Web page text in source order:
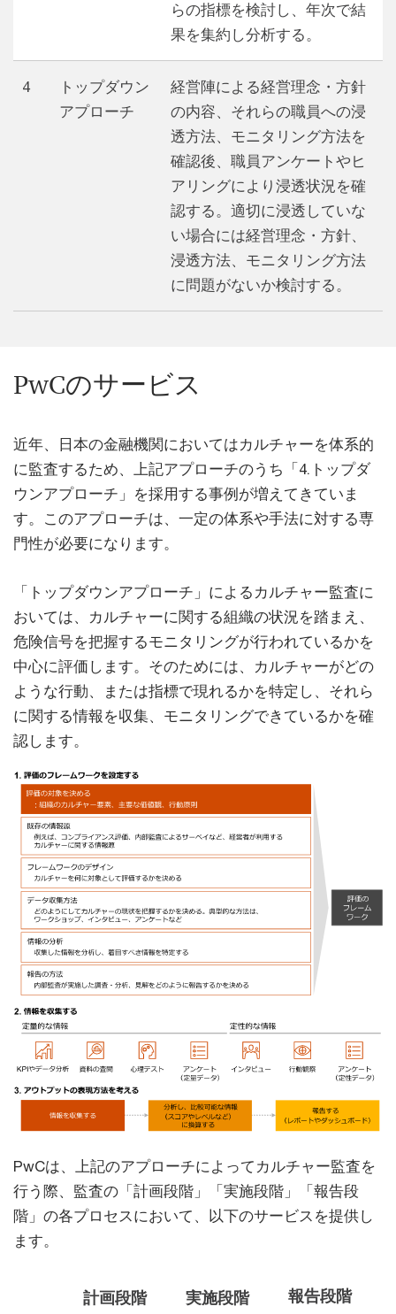
らの指標を検討し、年次で結
果を集約し分析する。
4
トップダウン
アプローチ
経営陣による経営理念・方針
の内容、それらの職員への浸
透方法、モニタリング方法を
確認後、職員アンケートやヒ
アリングにより浸透状況を確
認する。適切に浸透していな
い場合には経営理念・方針、
浸透方法、モニタリング方法
に問題がないか検討する。
PwCのサービス
近年、日本の金融機関においてはカルチャーを体系的
に監査するため、上記アプローチのうち「4.トップダ
ウンアプローチ」を採用する事例が増えてきていま
す。このアプローチは、一定の体系や手法に対する専
門性が必要になります。
「トップダウンアプローチ」によるカルチャー監査に
おいては、カルチャーに関する組織の状況を踏まえ、
危険信号を把握するモニタリングが行われているかを
中心に評価します。そのためには、カルチャーがどの
ような行動、または指標で現れるかを特定し、それら
に関する情報を収集、モニタリングできているかを確
認します。
PwCは、上記のアプローチによってカルチャー監査を
行う際、監査の「計画段階」「実施段階」「報告段
階」の各プロセスにおいて、以下のサービスを提供し
ます。
計画段階 実施段階 報告段階